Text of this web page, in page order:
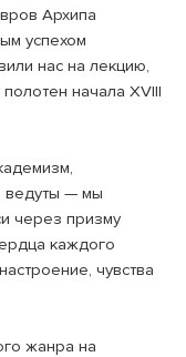
Архипа
успехом
нас на лекцию,
начала XVIII
ведуты — мы
через призму
каждого
чувства
жанра на